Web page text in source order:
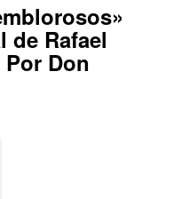
de Rafael
Don